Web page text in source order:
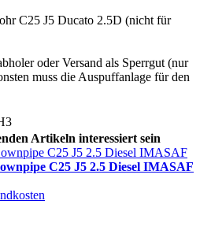
C25 J5 Ducato 2.5D (nicht für
oder Versand als Sperrgut (nur
muss die Auspuffanlage für den
Artikeln interessiert sein
C25 J5 2.5 Diesel IMASAF